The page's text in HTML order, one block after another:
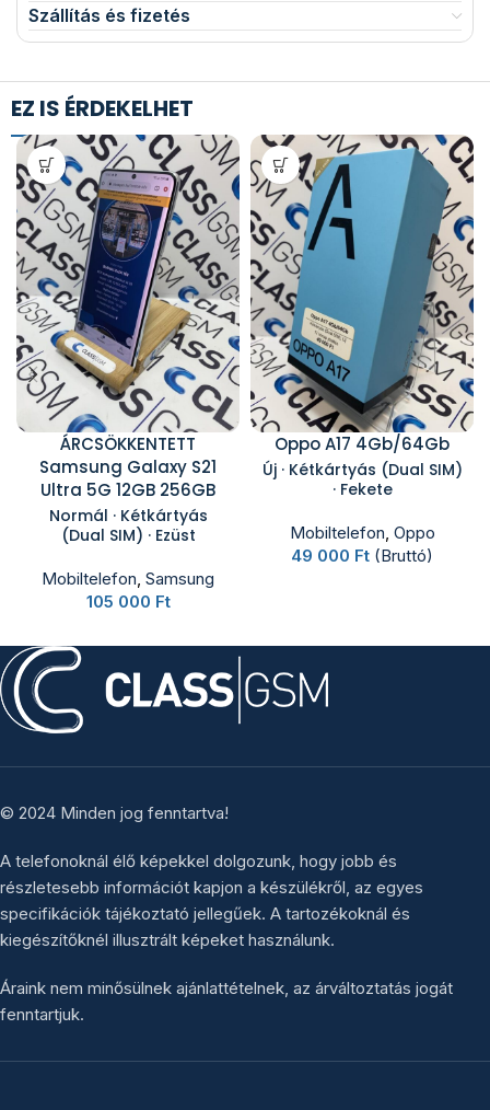
Szállítás és fizetés
EZ IS ÉRDEKELHET
ÁRCSÖKKENTETT
Samsung Galaxy S21
Ultra 5G 12GB 256GB
Normál · Kétkártyás
(Dual SIM) · Ezüst
Mobiltelefon, Samsung
105 000 Ft
Oppo A17 4Gb/64Gb
Új · Kétkártyás (Dual SIM)
· Fekete
Mobiltelefon, Oppo
49 000 Ft (Bruttó)
© 2024 Minden jog fenntartva!
A telefonoknál élő képekkel dolgozunk, hogy jobb és
részletesebb információt kapjon a készülékről, az egyes
specifikációk tájékoztató jellegűek. A tartozékoknál és
kiegészítőknél illusztrált képeket használunk.
Áraink nem minősülnek ajánlattételnek, az árváltoztatás jogát
fenntartjuk.